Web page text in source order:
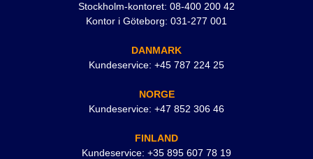
Stockholm-kontoret: 08-400 200 42
Kontor i Göteborg: 031-277 001
DANMARK
Kundeservice: +45 787 224 25
NORGE
Kundeservice: +47 852 306 46
FINLAND
Kundeservice: +35 895 607 78 19